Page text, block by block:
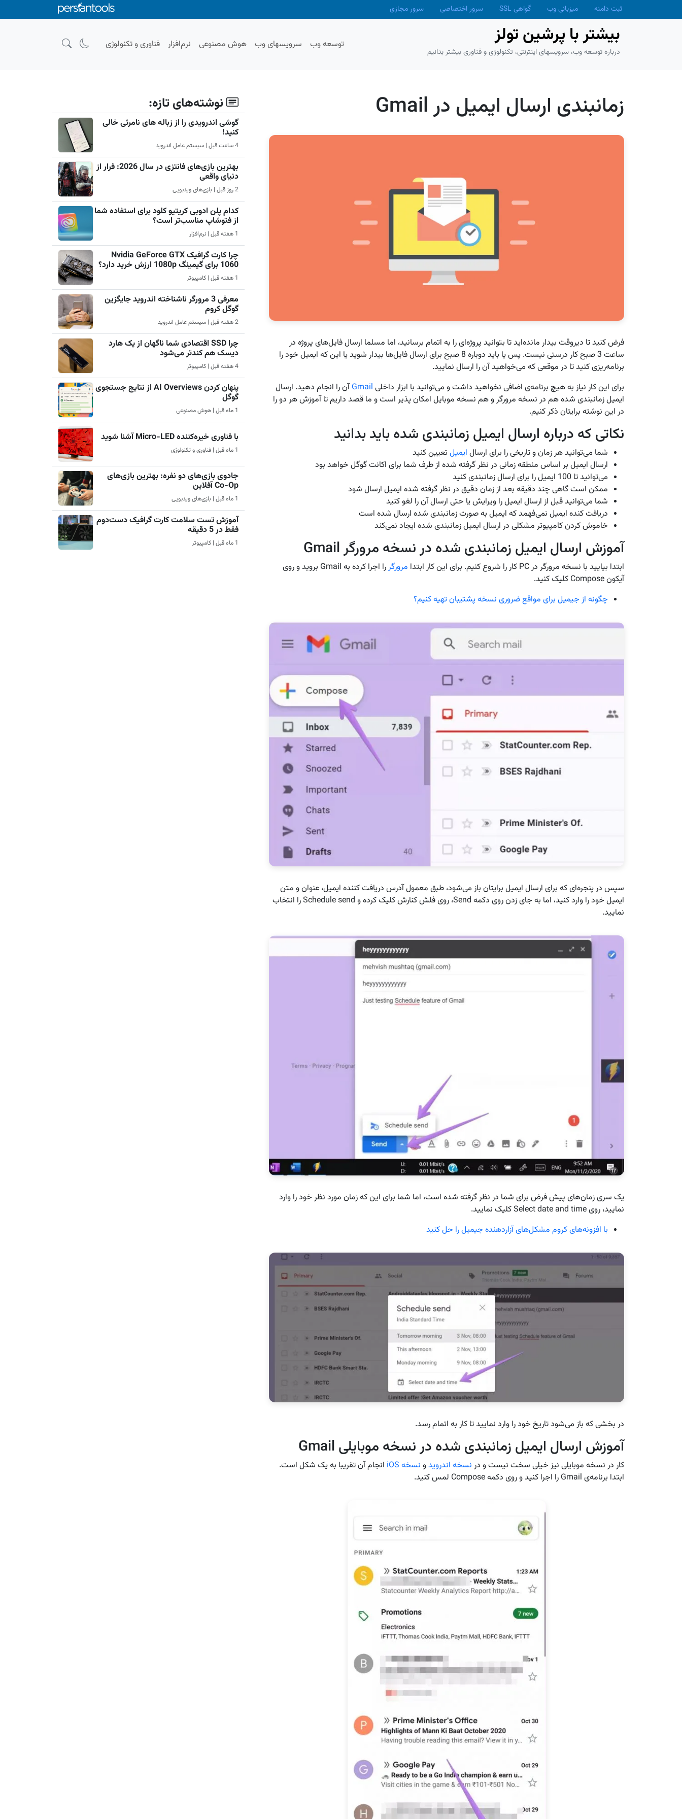
Skip to main contentثبت دامنه میزبانی وب گواهی SSL سرور اختصاصی سرور مجازی
بیشتر با پرشین تولز
درباره توسعه وب، سرویسهای اینترنتی، تکنولوژی و فناوری بیشتر بدانیم
توسعه وب سرویسهای وب هوش مصنوعی نرم‌افزار فناوری و تکنولوژی
زمانبندی ارسال ایمیل در Gmail
فرض کنید تا دیروقت بیدار مانده‌اید تا بتوانید پروژه‌ای را به اتمام برسانید، اما مسلما ارسال فایل‌های پروژه در
ساعت 3 صبح کار درستی نیست. پس یا باید دوباره 8 صبح برای ارسال فایل‌ها بیدار شوید یا این که ایمیل خود را
برنامه‌ریزی کنید تا در موقعی که می‌خواهید آن را ارسال نمایید.
برای این کار نیاز به هیچ برنامه‌ی اضافی نخواهید داشت و می‌توانید با ابزار داخلی Gmailآن را انجام دهید. ارسال
ایمیل زمانبندی شده هم در نسخه مرورگر و هم نسخه موبایل امکان پذیر است و ما قصد داریم تا آموزش هر دو را
در این نوشته برایتان ذکر کنیم.
نکاتی که درباره ارسال ایمیل زمانبندی شده باید بدانید
شما می‌توانید هر زمان و تاریخی را برای ارسال ایمیلتعیین کنید
ارسال ایمیل بر اساس منطقه زمانی در نظر گرفته شده از طرف شما برای اکانت گوگل خواهد بود
می‌توانید تا 100 ایمیل را برای ارسال زمانبندی کنید
ممکن است گاهی چند دقیقه بعد از زمان دقیق در نظر گرفته شده ایمیل ارسال شود
شما می‌توانید قبل از ارسال ایمیل را ویرایش یا حتی ارسال آن را لغو کنید
دریافت کنده ایمیل نمی‌فهمد که ایمیل به صورت زمانبندی شده ارسال شده است
خاموش کردن کامپیوتر مشکلی در ارسال ایمیل زمانبندی شده ایجاد نمی‌کند
آموزش ارسال ایمیل زمانبندی شده در نسخه مرورگر Gmail
ابتدا بیایید با نسخه مرورگر در PC کار را شروع کنیم. برای این کار ابتدا مرورگر
را اجرا کرده به Gmail بروید و روی
آیکون Compose کلیک کنید.
چگونه از جیمیل برای مواقع ضروری نسخه پشتیبان تهیه کنیم؟
سپس در پنجره‌ای که برای ارسال ایمیل برایتان باز می‌شود، طبق معمول آدرس دریافت کننده ایمیل، عنوان و متن
ایمیل خود را وارد کنید، اما به جای زدن روی دکمه Send، روی فلش کنارش کلیک کرده و Schedule send را انتخاب
نمایید.
یک سری زمان‌های پیش فرض برای شما در نظر گرفته شده است، اما شما برای این که زمان مورد نظر خود را وارد
نمایید، روی Select date and time کلیک نمایید.
با افزونه‌های کروم مشکل‌های آزاردهنده ‌جیمیل را حل کنید
در بخشی که باز می‌شود تاریخ خود را وارد نمایید تا کار به اتمام رسد.
آموزش ارسال ایمیل زمانبندی شده در نسخه موبایلی Gmail
کار در نسخه موبایلی نیز خیلی سخت نیست و در نسخه اندرویدو نسخه iOS
انجام آن تقریبا به یک شکل است.
ابتدا برنامه‌ی Gmail را اجرا کنید و روی دکمه Compose لمس کنید.
نوشته‌های تازه:
گوشی اندرویدی را از زباله های نامرئی خالی
کنید!
4 ساعت قبل | سیستم عامل اندروید
بهترین بازی‌های فانتزی در سال 2026: فرار از
دنیای واقعی
2 روز قبل | بازی‌های ویدیویی
کدام پلن ادوبی کریتیو کلود برای استفاده شما
از فتوشاپ مناسب‌تر است؟
1 هفته قبل | نرم‌افزار
چرا کارت گرافیک Nvidia GeForce GTX
1060 برای گیمینگ 1080p ارزش خرید دارد؟
1 هفته قبل | کامپیوتر
معرفی 3 مرورگر ناشناخته اندروید جایگزین
گوگل کروم
2 هفته قبل | سیستم عامل اندروید
چرا SSD اقتصادی شما ناگهان از یک هارد
دیسک هم کندتر می‌شود
4 هفته قبل | کامپیوتر
پنهان کردن AI Overviews از نتایج جستجوی
گوگل
1 ماه قبل | هوش مصنوعی
با فناوری خیره‌کننده Micro-LED آشنا شوید
1 ماه قبل | فناوری و تکنولوژی
جادوی بازی‌های دو نفره: بهترین بازی‌های
Co-Op آفلاین
1 ماه قبل | بازی‌های ویدیویی
آموزش تست سلامت کارت گرافیک دست‌دوم
فقط در 5 دقیقه
1 ماه قبل | کامپیوتر